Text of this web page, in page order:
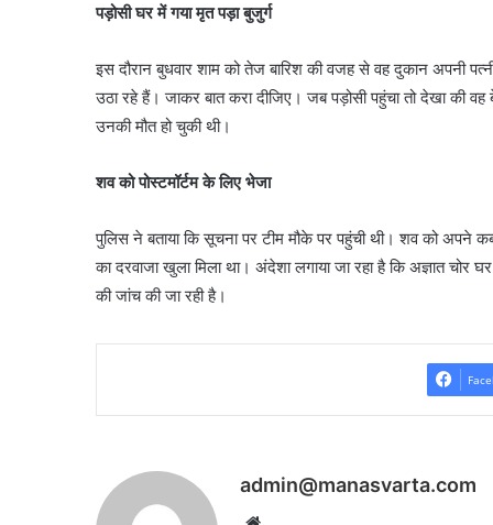
पड़ोसी घर में गया मृत पड़ा बुजुर्ग
इस दौरान बुधवार शाम को तेज बारिश की वजह से वह दुकान अपनी
उठा रहे हैं। जाकर बात करा दीजिए। जब पड़ोसी पहुंचा तो देखा की
उनकी मौत हो चुकी थी।
शव को पोस्टमॉर्टम के लिए भेजा
पुलिस ने बताया कि सूचना पर टीम मौके पर पहुंची थी। शव को अपने
का दरवाजा खुला मिला था। अंदेशा लगाया जा रहा है कि अज्ञात चोर
की जांच की जा रही है।
admin@manasvarta.com
Website